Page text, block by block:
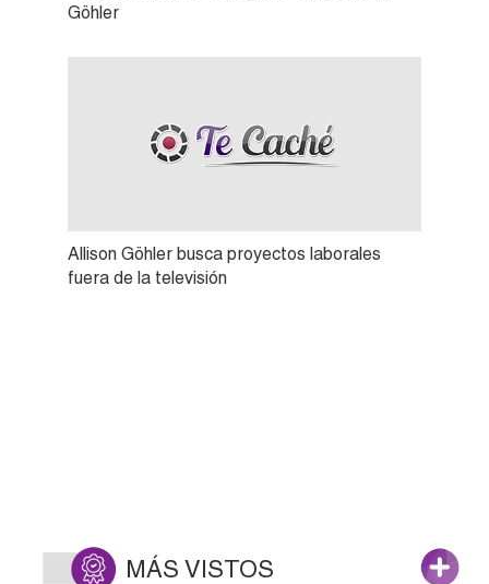
Göhler
Allison Göhler busca proyectos laborales
fuera de la televisión
MÁS VISTOS